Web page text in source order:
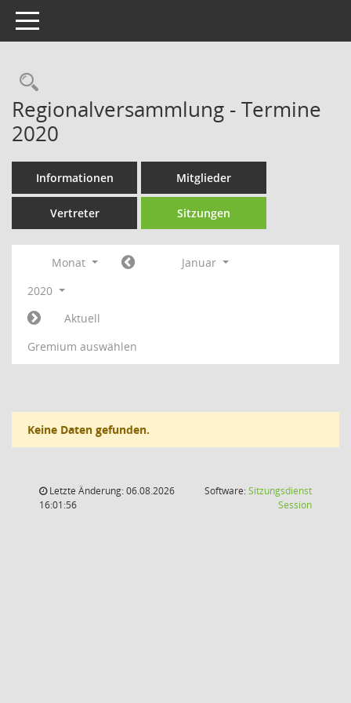
Toggle navigation
Rechercheauswahl
Regionalversammlung - Termine
2020
Informationen Mitglieder
Vertreter Sitzungen
Monat
Januar
2020
Aktuell
Gremium auswählen
Keine Daten gefunden.
Letzte Änderung: 06.08.2026
16:01:56
Software:Sitzungsdienst
Session(Wird in